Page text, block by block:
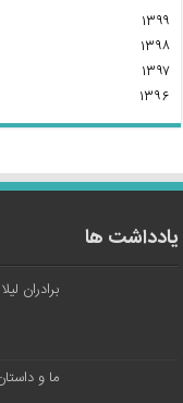
۱۳۹۹
۱۳۹۸
۱۳۹۷
۱۳۹۶
یادداشت ها
برادران لیلا
ما و